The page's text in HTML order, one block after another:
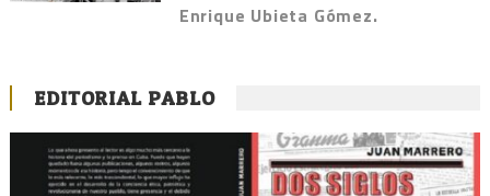
Enrique Ubieta Gómez.
EDITORIAL PABLO